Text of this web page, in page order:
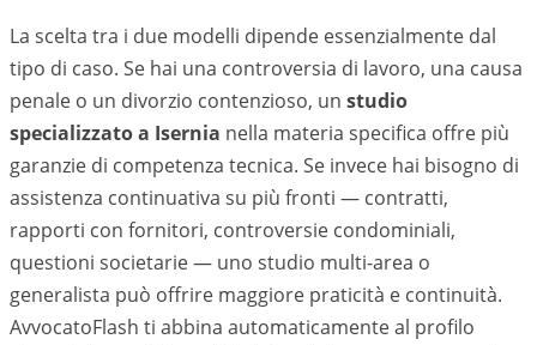
La scelta tra i due modelli dipende essenzialmente dal
tipo di caso. Se hai una controversia di lavoro, una causa
penale o un divorzio contenzioso, un studio
specializzato a Isernia nella materia specifica offre più
garanzie di competenza tecnica. Se invece hai bisogno di
assistenza continuativa su più fronti — contratti,
rapporti con fornitori, controversie condominiali,
questioni societarie — uno studio multi-area o
generalista può offrire maggiore praticità e continuità.
AvvocatoFlash ti abbina automaticamente al profilo